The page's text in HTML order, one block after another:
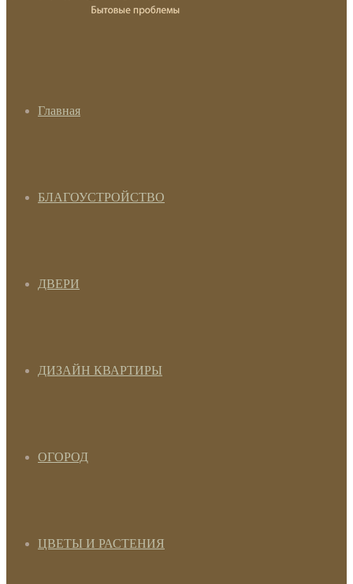
Главная
БЛАГОУСТРОЙСТВО
ДВЕРИ
ДИЗАЙН КВАРТИРЫ
ОГОРОД
ЦВЕТЫ И РАСТЕНИЯ